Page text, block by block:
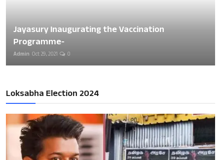
Jayasury Inaugurating the Vaccination
Programme-
Admin Oct 29, 2021 0
Loksabha Election 2024